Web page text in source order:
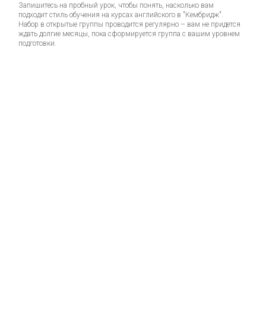
Запишитесь на пробный урок, чтобы понять, насколько вам
подходит стиль обучения на курсах английского в "Кембридж".
Набор в открытые группы проводится регулярно – вам не придется
ждать долгие месяцы, пока сформируется группа с вашим уровнем
подготовки.